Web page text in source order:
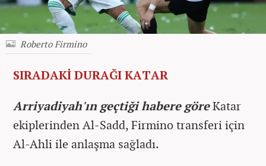
Roberto Firmino
SIRADAKİ DURAĞI KATAR
Arriyadiyah'ın geçtiği habere göreKatar
ekiplerinden Al-Sadd, Firmino transferi için
Al-Ahli ile anlaşma sağladı.